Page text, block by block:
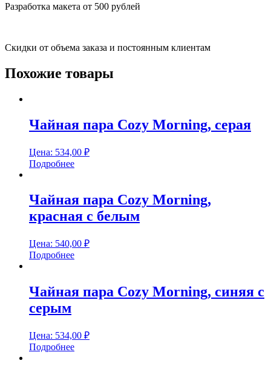
Разработка макета от 500 рублей
Скидки от объема заказа и постоянным клиентам
Похожие товары
Чайная пара Cozy Morning, серая
Цена: 534,00 ₽
Подробнее
Чайная пара Cozy Morning,
красная с белым
Цена: 540,00 ₽
Подробнее
Чайная пара Cozy Morning, синяя с
серым
Цена: 534,00 ₽
Подробнее